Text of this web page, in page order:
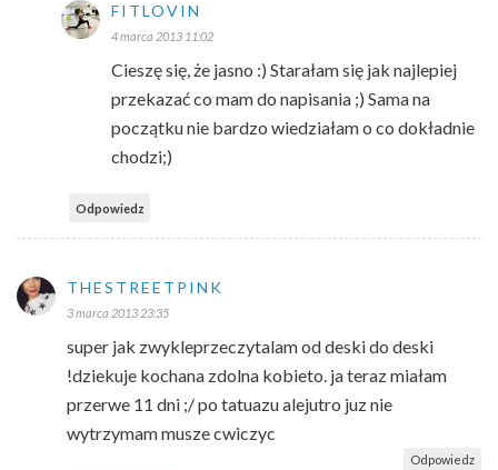
FITLOVIN
4 marca 2013 11:02
Cieszę się, że jasno :) Starałam się jak najlepiej
przekazać co mam do napisania ;) Sama na
początku nie bardzo wiedziałam o co dokładnie
chodzi;)
Odpowiedz
THESTREETPINK
3 marca 2013 23:35
super jak zwykleprzeczytalam od deski do deski
!dziekuje kochana zdolna kobieto. ja teraz miałam
przerwe 11 dni ;/ po tatuazu alejutro juz nie
wytrzymam musze cwiczyc
Odpowiedz